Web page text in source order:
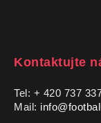
Kontaktujte
Tel: + 420 737
Mail: